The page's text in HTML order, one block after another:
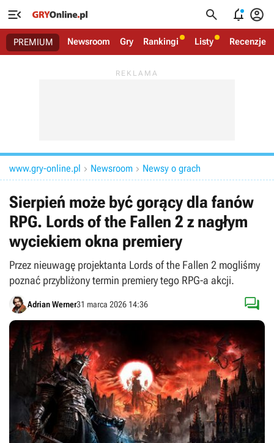
   
PREMIUM Newsroom Gry Rankingi Listy Recenzje
www.gry-online.pl  Newsroom  Newsy o grach
Sierpień może być gorący dla fanów
RPG. Lords of the Fallen 2 z nagłym
wyciekiem okna premiery
Przez nieuwagę projektanta Lords of the Fallen 2 mogliśmy
poznać przybliżony termin premiery tego RPG-a akcji.
Adrian Werner31 marca 2026 14:36 